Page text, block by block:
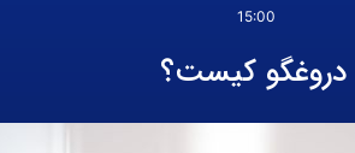
15:00
دروغگو کیست؟